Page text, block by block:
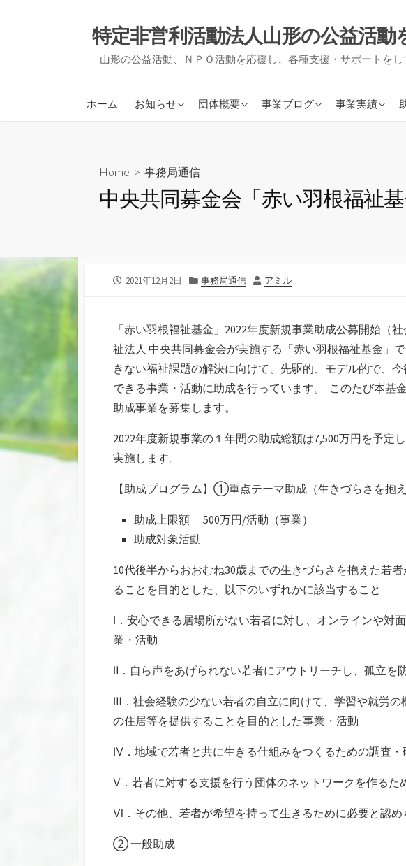
ス
特定非営利活動法人山形の公益活
山形の公益活動、ＮＰＯ活動を応援し、各種支援・サポートをし
ホーム お知らせ
アミルからのお知らせ
団体概要
アミルについて
会員募集について
事業ブログ
ＮＰＯ支援事業事業実績
現在進行中の
Home > 事務局通信
中央共同募金会「赤い羽根福祉
公
2021年12月2日
カ
ー
事務局通信
作
アミル
「赤い羽根福祉基金」2022年度新規事業助成公募開始（
祉法人 中央共同募金会が実施する「赤い羽根福祉基金」
きない福祉課題の解決に向けて、先駆的、モデル的で、
できる事業・活動に助成を行っています。 このたび本基
助成事業を募集します。
2022年度新規事業の１年間の助成総額は7,500万円を予定
実施します。
【助成プログラム】①重点テーマ助成（生きづらさを抱
助成上限額 500万円/活動（事業）
助成対象活動
10代後半からおおむね30歳までの生きづらさを抱えた若
ることを目的とした、以下のいずれかに該当すること
Ⅰ．安心できる居場所がない若者に対し、オンラインや対
業・活動
Ⅱ．自ら声をあげられない若者にアウトリーチし、孤立を
Ⅲ．社会経験の少ない若者の自立に向けて、学習や就労
の住居等を提供することを目的とした事業・活動
Ⅳ．地域で若者と共に生きる仕組みをつくるための調査・
Ⅴ．若者に対する支援を行う団体のネットワークを作るた
Ⅵ．その他、若者が希望を持って生きるために必要と認め
② 一般助成